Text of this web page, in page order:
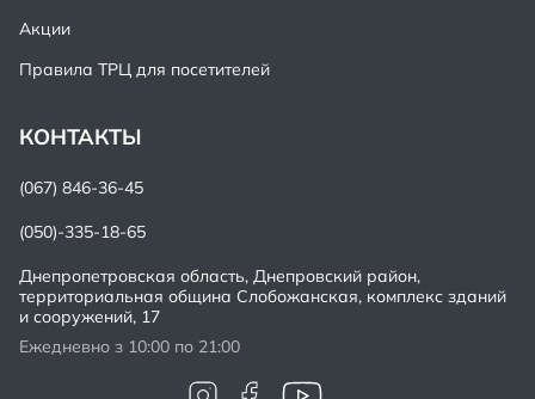
Акции
Правила ТРЦ для посетителей
КОНТАКТЫ
(067) 846-36-45
(050)-335-18-65
Днепропетровская область, Днепровский район,
территориальная община Слобожанская, комплекс зданий
и сооружений, 17
Ежедневно з 10:00 по 21:00